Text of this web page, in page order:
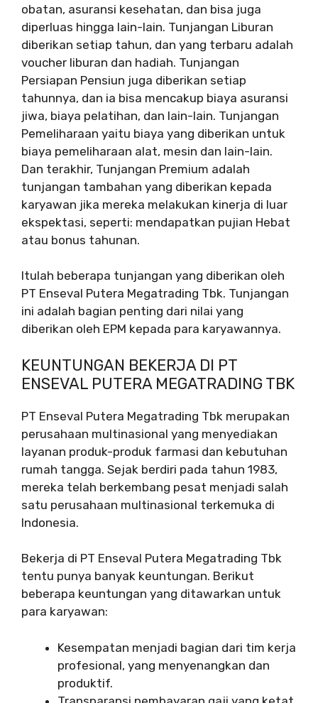
obatan, asuransi kesehatan, dan bisa juga
diperluas hingga lain-lain. Tunjangan Liburan
diberikan setiap tahun, dan yang terbaru adalah
voucher liburan dan hadiah. Tunjangan
Persiapan Pensiun juga diberikan setiap
tahunnya, dan ia bisa mencakup biaya asuransi
jiwa, biaya pelatihan, dan lain-lain. Tunjangan
Pemeliharaan yaitu biaya yang diberikan untuk
biaya pemeliharaan alat, mesin dan lain-lain.
Dan terakhir, Tunjangan Premium adalah
tunjangan tambahan yang diberikan kepada
karyawan jika mereka melakukan kinerja di luar
ekspektasi, seperti: mendapatkan pujian Hebat
atau bonus tahunan.
Itulah beberapa tunjangan yang diberikan oleh
PT Enseval Putera Megatrading Tbk. Tunjangan
ini adalah bagian penting dari nilai yang
diberikan oleh EPM kepada para karyawannya.
KEUNTUNGAN BEKERJA DI PT
ENSEVAL PUTERA MEGATRADING TBK
PT Enseval Putera Megatrading Tbk merupakan
perusahaan multinasional yang menyediakan
layanan produk-produk farmasi dan kebutuhan
rumah tangga. Sejak berdiri pada tahun 1983,
mereka telah berkembang pesat menjadi salah
satu perusahaan multinasional terkemuka di
Indonesia.
Bekerja di PT Enseval Putera Megatrading Tbk
tentu punya banyak keuntungan. Berikut
beberapa keuntungan yang ditawarkan untuk
para karyawan:
Kesempatan menjadi bagian dari tim kerja
profesional, yang menyenangkan dan
produktif.